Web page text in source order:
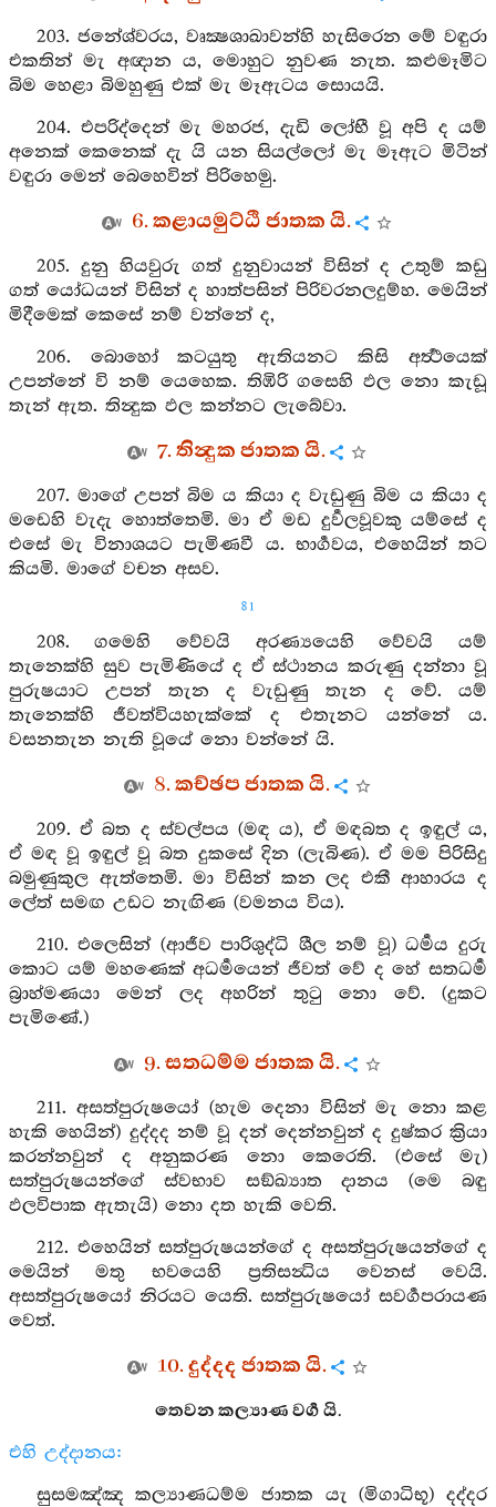
203. ජනේශ්වරය, වෘක්‍ෂශාඛාවන්හි හැසිරෙන මේ වඳුරා
එකතින් මැ අඥාන ය, මොහුට නුවණ නැත. කළුමෑමිට
බිම හෙළා බිමහුණු එක් මැ මෑඇටය සොයයි.
204. එපරිද්දෙන් මැ මහරජ, දැඩි ලෝභී වූ අපි ද යම්
අනෙක් කෙනෙක් දැ යි යන සියල්ලෝ මැ මෑඇට මිටින්
වඳුරා මෙන් බෙහෙවින් පිරිහෙමු.
6. කළායමුට්ඨි ජාතක යි.
205. දුනු හියවුරු ගත් දුනුවායන් විසින් ද උතුම් කඩු
ගත් යෝධයන් විසින් ද හාත්පසින් පිරිවරනලදුම්හ. මෙයින්
මිදීමෙක් කෙසේ නම් වන්නේ ද,
206. බොහෝ කටයුතු ඇතියනට කිසි අර්‍ත්‍ථයෙක්
උපන්නේ වි නම් යෙහෙක. තිඹිරි ගසෙහි ඵල නො කැඩූ
තැන් ඇත. තින්‍දුක ඵල කන්නට ලැබේවා.
7. තින්‍දුක ජාතක යි.
207. මාගේ උපන් බිම ය කියා ද වැඩුණු බිම ය කියා ද
මඩෙහි වැදැ හොත්තෙමි. මා ඒ මඩ දුර්‍වලවූවකු යම්සේ ද
එසේ මැ විනාශයට පැමිණවී ය. භාර්‍ගවය, එහෙයින් තට
කියමි. මාගේ වචන අසව.
81
208. ගමෙහි වේවයි අරණ්‍යයෙහි වේවයි යම්
තැනෙක්හි සුව පැමිණියේ ද ඒ ස්ථානය කරුණු දන්නා වූ
පුරුෂයාට උපන් තැන ද වැඩුණු තැන ද වේ. යම්
තැනෙක්හි ජීවත්වියහැක්කේ ද එතැනට යන්නේ ය.
වසනතැන නැති වූයේ නො වන්නේ යි.
8. කච්ඡප ජාතක යි.
209. ඒ බත ද ස්වල්පය (මඳ ය), ඒ මඳබත ද ඉඳුල් ය,
ඒ මඳ වූ ඉඳුල් වූ බත දුකසේ දින (ලැබිණ). ඒ මම පිරිසිදු
බමුණුකුල ඇත්තෙමි. මා විසින් කන ලද එකී ආහාරය ද
ලේත් සමඟ උඩට නැඟිණ (වමනය විය).
210. එලෙසින් (ආජීව පාරිශුද්ධි ශීල නම් වූ) ධර්‍මය දුරු
කොට යම් මහණෙක් අධර්‍මයෙන් ජීවත් වේ ද හේ සතධර්‍ම
බ්‍රාහ්මණයා මෙන් ලද අහරින් තුටු නො වේ. (දුකට
පැමිණේ.)
9. සතධම්ම ජාතක යි.
211. අසත්පුරුෂයෝ (හැම දෙනා විසින් මැ නො කළ
හැකි හෙයින්) දුද්දද නම් වූ දන් දෙන්නවුන් ද දුෂ්කර ක්‍රියා
කරන්නවුන් ද අනුකරණ නො කෙරෙති. (එසේ මැ)
සත්පුරුෂයන්ගේ ස්වභාව සඞ්ඛ්‍යාත දානය (මෙ බඳු
ඵලවිපාක ඇතැයි) නො දත හැකි වෙති.
212. එහෙයින් සත්පුරුෂයන්ගේ ද අසත්පුරුෂයන්ගේ ද
මෙයින් මතු භවයෙහි ප්‍රතිසන්‍ධිය වෙනස් වෙයි.
අසත්පුරුෂයෝ නිරයට යෙති. සත්පුරුෂයෝ සවර්‍ගපරායණ
වෙත්.
10. දුද්දද ජාතක යි.
තෙවන කල්‍යාණ වර්‍ග යි.
එහි උද්දානය:
සුසමඤ්ඤ කල්‍යාණධම්ම ජාතක යැ (මිගාධිභූ) දද්දර